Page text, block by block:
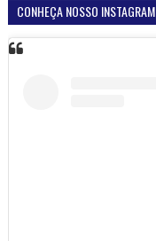
CONHEÇA NOSSO INSTAGRAM